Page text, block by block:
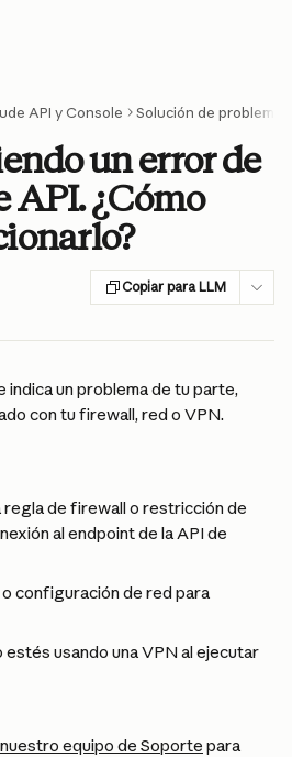
API y Console Solución de problemas
un error de
API. ¿Cómo
Copiar para LLM
un problema de tu parte,
con tu firewall, red o VPN.
regla de firewall o restricción de
al endpoint de la API de
configuración de red para
usando una VPN al ejecutar
equipo de Soporte para